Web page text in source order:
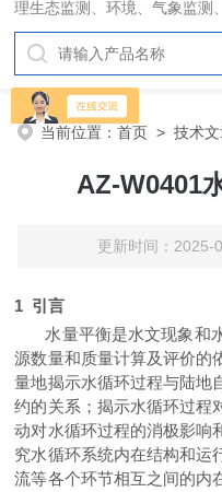
理生态监测、环境、气象监测
和系统集成的专业公司
当前位置：首页 >技术
​AZ-W0401
更新时间：
1 引言
水量平衡是水文现象和
源数量和质量计算及评价的
量地揭示水循环过程与陆地
约的关系；揭示水循环过程
动对水循环过程的消极影响
究水循环系统内在结构和运
流等各个环节相互之间的内